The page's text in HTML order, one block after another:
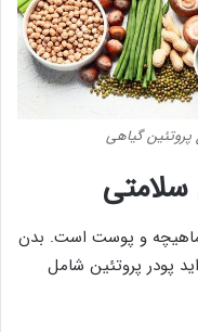
سلامتی
ماهیچه و پوست است. بدن
پودر پروتئین شامل